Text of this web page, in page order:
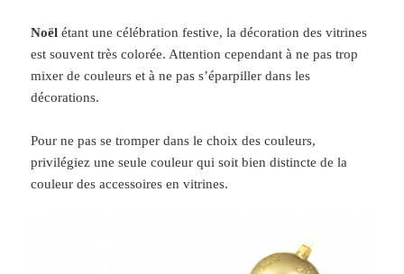
Noël étant une célébration festive, la décoration des vitrines
est souvent très colorée. Attention cependant à ne pas trop
mixer de couleurs et à ne pas s’éparpiller dans les
décorations.
Pour ne pas se tromper dans le choix des couleurs,
privilégiez une seule couleur qui soit bien distincte de la
couleur des accessoires en vitrines.